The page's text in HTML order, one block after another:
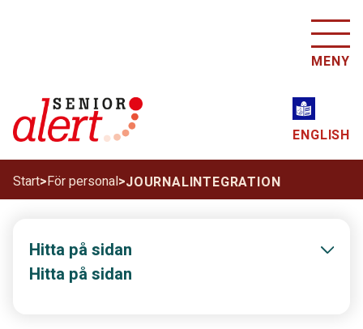
ENGLISH
MENY
Start>För personal>JOURNALINTEGRATION
Hitta på sidan
Hitta på sidan